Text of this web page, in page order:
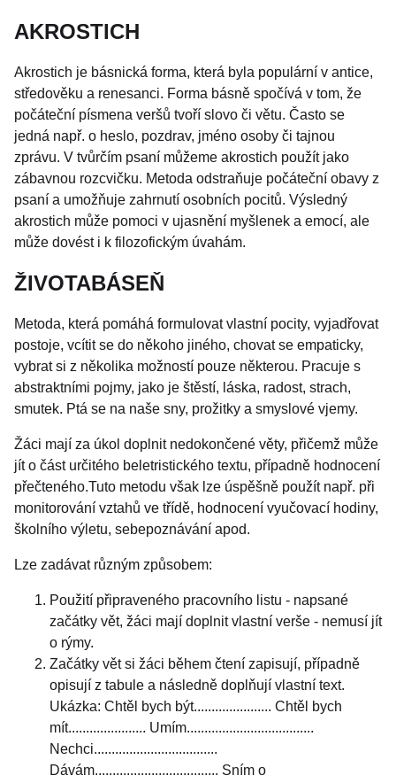
AKROSTICH
Akrostich je básnická forma, která byla populární v antice,
středověku a renesanci. Forma básně spočívá v tom, že
počáteční písmena veršů tvoří slovo či větu. Často se
jedná např. o heslo, pozdrav, jméno osoby či tajnou
zprávu. V tvůrčím psaní můžeme akrostich použít jako
zábavnou rozcvičku. Metoda odstraňuje počáteční obavy z
psaní a umožňuje zahrnutí osobních pocitů. Výsledný
akrostich může pomoci v ujasnění myšlenek a emocí, ale
může dovést i k filozofickým úvahám.
ŽIVOTABÁSEŇ
Metoda, která pomáhá formulovat vlastní pocity, vyjadřovat
postoje, vcítit se do někoho jiného, chovat se empaticky,
vybrat si z několika možností pouze některou. Pracuje s
abstraktními pojmy, jako je štěstí, láska, radost, strach,
smutek. Ptá se na naše sny, prožitky a smyslové vjemy.
Žáci mají za úkol doplnit nedokončené věty, přičemž může
jít o část určitého beletristického textu, případně hodnocení
přečteného.Tuto metodu však lze úspěšně použít např. při
monitorování vztahů ve třídě, hodnocení vyučovací hodiny,
školního výletu, sebepoznávání apod.
Lze zadávat různým způsobem:
Použití připraveného pracovního listu - napsané
začátky vět, žáci mají doplnit vlastní verše - nemusí jít
o rýmy.
Začátky vět si žáci během čtení zapisují, případně
opisují z tabule a následně doplňují vlastní text.
Ukázka: Chtěl bych být...................... Chtěl bych
mít...................... Umím....................................
Nechci...................................
Dávám................................... Sním o